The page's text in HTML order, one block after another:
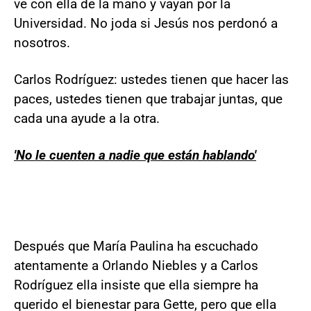
ve con ella de la mano y vayan por la
Universidad. No joda si Jesús nos perdonó a
nosotros.
Carlos Rodríguez: ustedes tienen que hacer las
paces, ustedes tienen que trabajar juntas, que
cada una ayude a la otra.
'No le cuenten a nadie que están hablando'
Después que María Paulina ha escuchado
atentamente a Orlando Niebles y a Carlos
Rodríguez ella insiste que ella siempre ha
querido el bienestar para Gette, pero que ella